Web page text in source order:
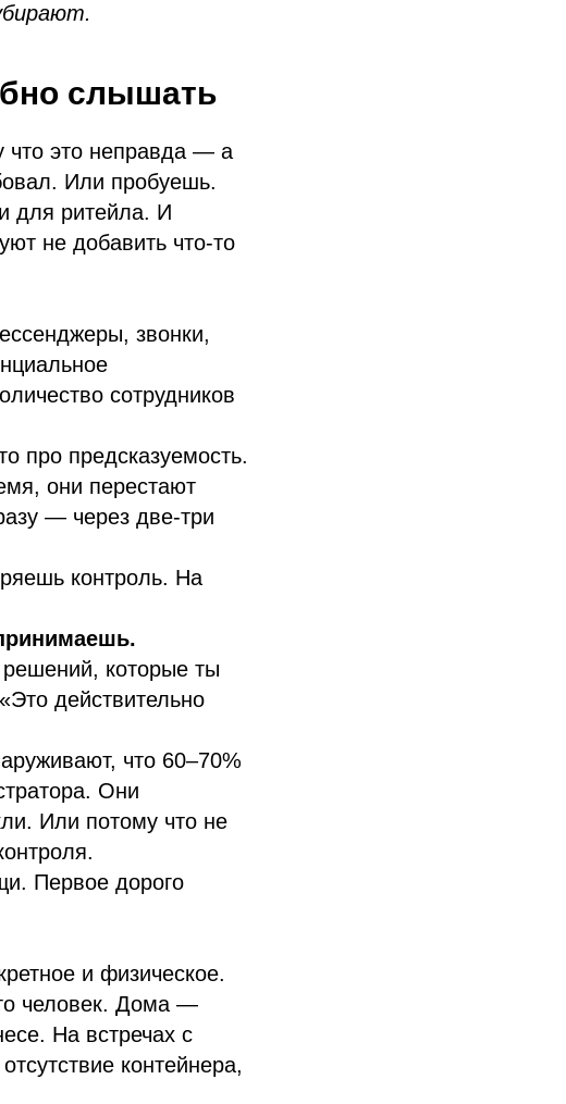
слышать
что это неправда — а
Или пробуешь.
для ритейла. И
не добавить что-то
звонки,
сотрудников
про предсказуемость.
они перестают
— через две-три
контроль. На
которые ты
действительно
что 60–70%
Они
Или потому что не
Первое дорого
и физическое.
человек. Дома —
На встречах с
контейнера,